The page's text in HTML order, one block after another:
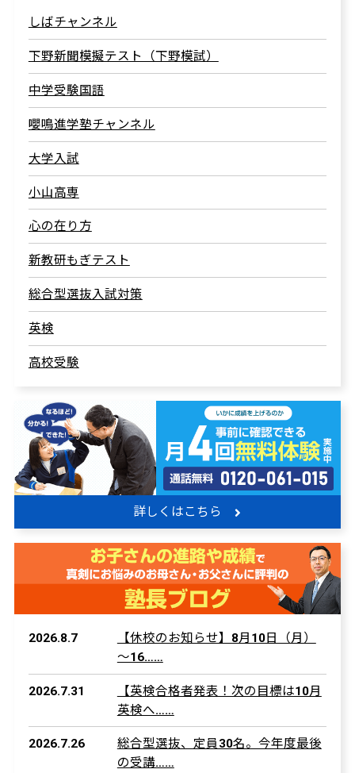
しばチャンネル
下野新聞模擬テスト（下野模試）
中学受験国語
嚶鳴進学塾チャンネル
大学入試
小山高専
心の在り方
新教研もぎテスト
総合型選抜入試対策
英検
高校受験
詳しくはこちら
2026.8.7
【休校のお知らせ】8月10日（月）
～16……
2026.7.31
【英検合格者発表！次の目標は10月
英検へ……
2026.7.26
総合型選抜、定員30名。今年度最後
の受講……